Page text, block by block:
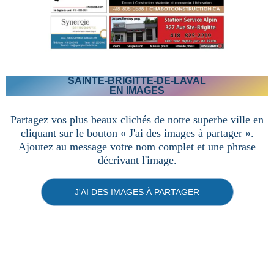
SAINTE-BRIGITTE-DE-LAVAL
EN IMAGES
Partagez vos plus beaux clichés de notre superbe ville en
cliquant sur le bouton « J'ai des images à partager ».
Ajoutez au message votre nom complet et une phrase
décrivant l'image.
J'AI DES IMAGES À PARTAGER